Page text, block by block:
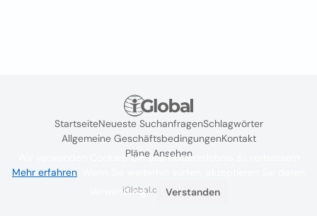
StartseiteNeueste SuchanfragenSchlagwörter
Allgemeine GeschäftsbedingungenKontakt
Pläne Ansehen
iGlobal.co @ 2024
Wir verwenden Cookies, um das Nutzererlebnis zu verbessern
Mehr erfahren
Verwendung.
Verstanden